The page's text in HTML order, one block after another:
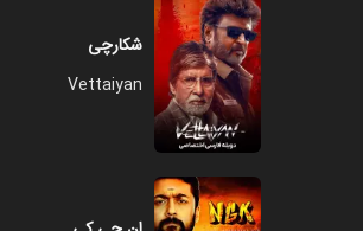
شکارچی
Vettaiyan